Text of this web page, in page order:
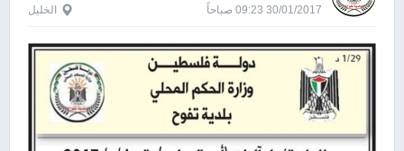
30/01/2017 09:23 صباحاً الخليل